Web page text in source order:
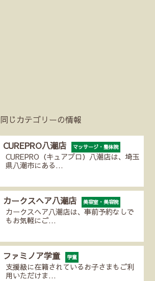
同じカテゴリーの情報
CUREPRO八潮店 マッサージ・整体院
CUREPRO（キュアプロ）八潮店は、埼玉
県八潮市にある…
カークスヘア八潮店 美容室・美容院
カークスヘア八潮店は、事前予約なしで
もお気軽にご…
ファミノア学童 学童
支援級に在籍されているお子さまもご利
用いただけま…